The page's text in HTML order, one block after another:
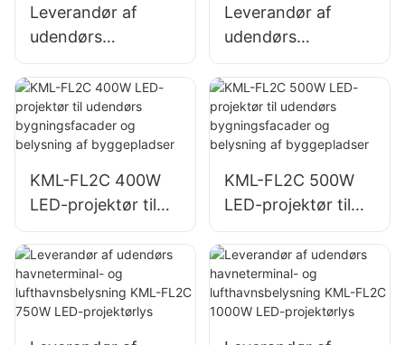
Leverandør af
udendørs
parkeringsplads-
og lagerbelysning
KML-FL2C 200W
LED-projektørlys
Leverandør af
udendørs
parkeringsplads-
og lagerbelysning
KML-FL2C 240W
LED-projektørlys
KML-FL2C 400W
LED-projektør til
udendørs
bygningsfacader
og belysning af
byggepladser
KML-FL2C 500W
LED-projektør til
udendørs
bygningsfacader
og belysning af
byggepladser